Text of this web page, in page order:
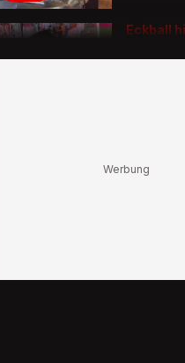
Eckball
Polizei
da?